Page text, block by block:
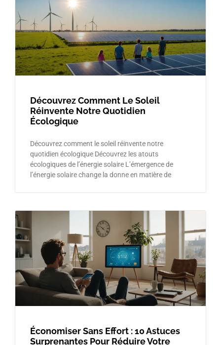
Découvrez Comment Le Soleil
Réinvente Notre Quotidien
Écologique
Découvrez comment le soleil réinvente notre
quotidien écologique Découvrez les atouts
écologiques de l’énergie solaire L’émergence de
l’énergie solaire change la donne en matière de
Économiser Sans Effort : 10 Astuces
Surprenantes Pour Réduire Votre